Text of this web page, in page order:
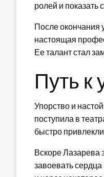
ролей и показать
После окончания
настоящая
Ее талант стал
Путь к
Упорство и
поступила в
быстро
Вскоре Лазарева
завоевать